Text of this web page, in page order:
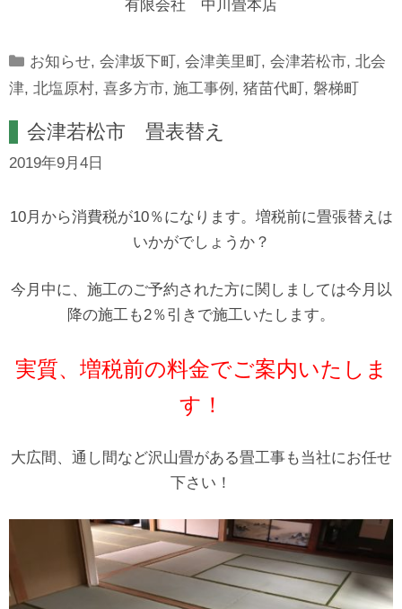
有限会社 中川畳本店
Categories
お知らせ,会津坂下町,会津美里町,会津若松市,北会
津, 北塩原村, 喜多方市, 施工事例 , 猪苗代町, 磐梯町
会津若松市 畳表替え
2019年9月4日
10月から消費税が10％になります。増税前に畳張替えは
いかがでしょうか？
今月中に、施工のご予約された方に関しましては今月以
降の施工も2％引きで施工いたします。
実質、増税前の料金でご案内いたしま
す！
大広間、通し間など沢山畳がある畳工事も当社にお任せ
下さい！